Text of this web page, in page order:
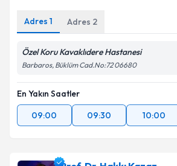
Adres 1 Adres 2
Özel Koru Kavaklıdere Hastanesi
Barbaros, Büklüm Cad.No:72 06680
En Yakın Saatler
09:00
09:30 10:00